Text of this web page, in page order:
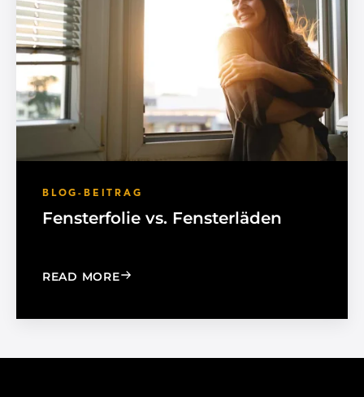
BLOG-BEITRAG
Fensterfolie vs. Fensterläden
READ MORE: WINDOW FILM VS. WINDOW